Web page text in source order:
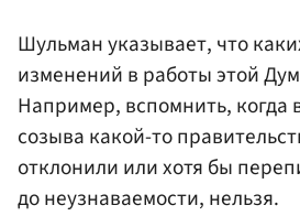
Шульман указывает, что
изменений в работы этой
Например, вспомнить, когда
созыва какой-то
отклонили или хотя бы
до неузнаваемости, нельзя.